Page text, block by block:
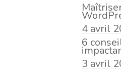
4 avril
6
3 avril